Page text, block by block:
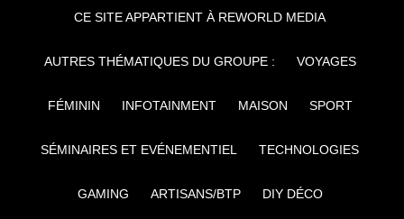
CE SITE APPARTIENT À REWORLD MEDIA
AUTRES THÉMATIQUES DU GROUPE : VOYAGES
FÉMININ INFOTAINMENT MAISON SPORT
SÉMINAIRES ET EVÉNEMENTIEL TECHNOLOGIES
GAMING ARTISANS/BTP DIY DÉCO